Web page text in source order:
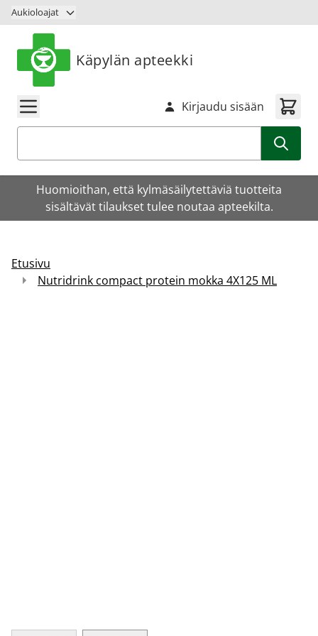
Siirry sisältöön
Aukioloajat
Käpylän apteekki
Kirjaudu sisään
Huomioithan, että kylmäsäilytettäviä tuotteita
sisältävät tilaukset tulee noutaa apteekilta.
Etusivu
Nutridrink compact protein mokka 4X125 ML